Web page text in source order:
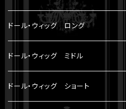
60cm ～ 1/3BJD
70cm ～
アウトフィット
セット
LE FRANGE
7-8 inch
6-7 inch
5-6 inch（ YMY10cmサイズ ）
8-9 inch（ SD小顔サイズ ）
5 inch（ YMY10cmサイズ ）
7-8 inch （ SDM等サイズ ）
ドール・ウィッグ ロング
モヘアウィッグ
耐熱ウィッグ
ドール・ウィッグ ミドル
モヘアウィッグ
ドール・ウィッグ ショート